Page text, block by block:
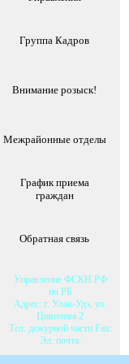
Группа Кадров
Внимание розыск!
Межрайонные отделы
График приема
граждан
Обратная связь
Управление ФСКН РФ
по РБ
Адрес: г. Улан-Удэ, ул.
Цивилева 2
Тел: дежурной части Fax:
Эл. почта: